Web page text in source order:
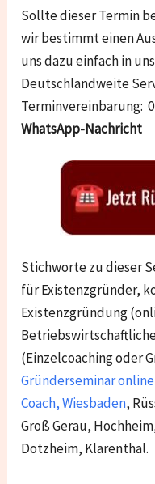
Sollte dieser Termin
wir bestimmt einen
uns dazu einfach in
Deutschlandweite
Terminvereinbarung:
WhatsApp-Nachricht
Stichworte zu dieser
für Existenzgründer,
Existenzgründung
(Einzelcoaching oder
Gründerseminar online
Coach,Wiesbaden,
Groß Gerau,
Dotzheim, Klarenthal.